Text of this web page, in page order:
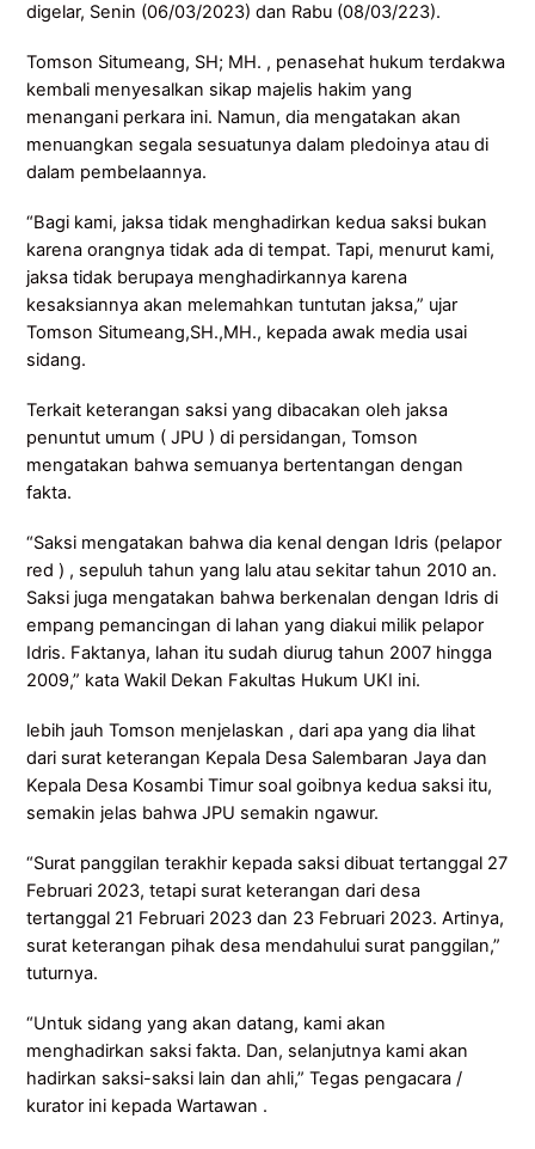
digelar, Senin (06/03/2023) dan Rabu (08/03/223).
Tomson Situmeang, SH; MH. , penasehat hukum terdakwa
kembali menyesalkan sikap majelis hakim yang
menangani perkara ini. Namun, dia mengatakan akan
menuangkan segala sesuatunya dalam pledoinya atau di
dalam pembelaannya.
“Bagi kami, jaksa tidak menghadirkan kedua saksi bukan
karena orangnya tidak ada di tempat. Tapi, menurut kami,
jaksa tidak berupaya menghadirkannya karena
kesaksiannya akan melemahkan tuntutan jaksa,” ujar
Tomson Situmeang,SH.,MH., kepada awak media usai
sidang.
Terkait keterangan saksi yang dibacakan oleh jaksa
penuntut umum ( JPU ) di persidangan, Tomson
mengatakan bahwa semuanya bertentangan dengan
fakta.
“Saksi mengatakan bahwa dia kenal dengan Idris (pelapor
red ) , sepuluh tahun yang lalu atau sekitar tahun 2010 an.
Saksi juga mengatakan bahwa berkenalan dengan Idris di
empang pemancingan di lahan yang diakui milik pelapor
Idris. Faktanya, lahan itu sudah diurug tahun 2007 hingga
2009,” kata Wakil Dekan Fakultas Hukum UKI ini.
lebih jauh Tomson menjelaskan , dari apa yang dia lihat
dari surat keterangan Kepala Desa Salembaran Jaya dan
Kepala Desa Kosambi Timur soal goibnya kedua saksi itu,
semakin jelas bahwa JPU semakin ngawur.
“Surat panggilan terakhir kepada saksi dibuat tertanggal 27
Februari 2023, tetapi surat keterangan dari desa
tertanggal 21 Februari 2023 dan 23 Februari 2023. Artinya,
surat keterangan pihak desa mendahului surat panggilan,”
tuturnya.
“Untuk sidang yang akan datang, kami akan
menghadirkan saksi fakta. Dan, selanjutnya kami akan
hadirkan saksi-saksi lain dan ahli,” Tegas pengacara /
kurator ini kepada Wartawan .